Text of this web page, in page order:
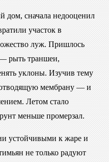
дом, сначала недооценил
участок в
луж. Пришлось
— рыть траншеи,
уклоны. Изучив тему
мембрану — и
Летом стало
меньше промерзал.
устойчивыми к жаре и
не только радуют